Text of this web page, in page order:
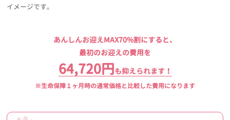
イメージです。
あんしんお迎えMAX70%割にすると、
最初のお迎えの費用を
64,720円も抑えられます！
※生命保障１ヶ月時の通常価格と比較した費用になります